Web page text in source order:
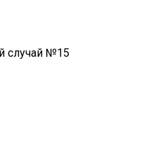
случай №15